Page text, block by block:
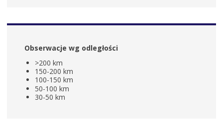
Obserwacje wg odległości
>200 km
150-200 km
100-150 km
50-100 km
30-50 km